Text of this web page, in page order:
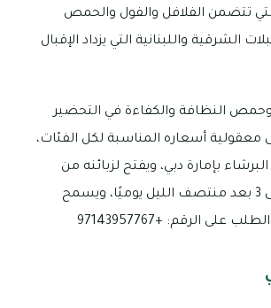
تتضمن الفلافل والفول والحمص
الشرقية واللبنانية التي يزداد الإقبال
النظافة والكفاءة في التحضير
معقولية أسعاره المناسبة لكل الفئات،
بإمارة دبي، ويفتح لزبائنه من
الساعة 7 صباحًا إلى 3 بعد منتصف الليل يوميًا، ويسمح
على الرقم: +97143957767